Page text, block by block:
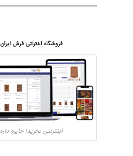
فروشگاه اینترنتی فرش ایران
اینترنتی بخرید! جایزه داره